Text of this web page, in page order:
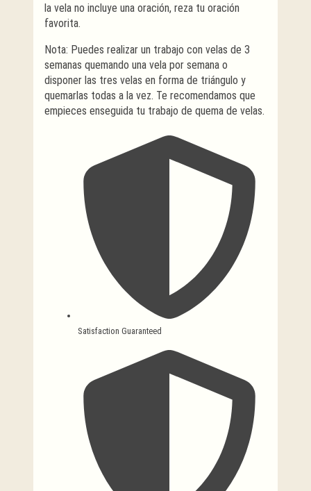
la vela no incluye una oración, reza tu oración
favorita.
Nota: Puedes realizar un trabajo con velas de 3
semanas quemando una vela por semana o
disponer las tres velas en forma de triángulo y
quemarlas todas a la vez. Te recomendamos que
empieces enseguida tu trabajo de quema de velas.
Satisfaction Guaranteed